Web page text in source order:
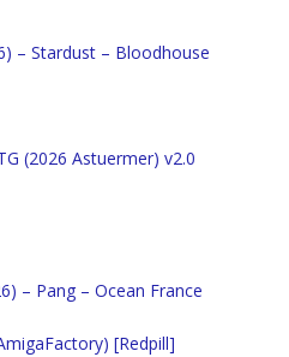
– Stardust – Bloodhouse
(2026 Astuermer) v2.0
– Pang – Ocean France
[Redpill]